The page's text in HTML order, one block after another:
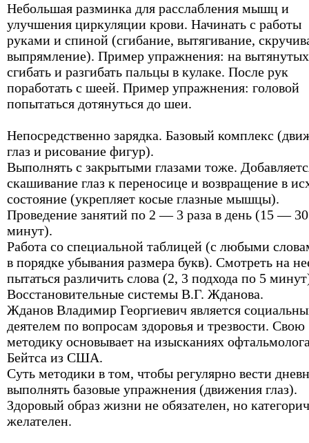
Небольшая разминка для расслабления мышц и
улучшения циркуляции крови. Начинать с работы
руками и спиной (сгибание, вытягивание,
выпрямление). Пример упражнения: на
сгибать и разгибать пальцы в кулаке. После рук
поработать с шеей. Пример упражнения: головой
попытаться дотянуться до шеи.
Непосредственно зарядка. Базовый комплекс
глаз и рисование фигур).
Выполнять с закрытыми глазами тоже.
скашивание глаз к переносице и возвращение в
состояние (укрепляет косые глазные мышцы).
Проведение занятий по 2 — 3 раза в день (15 — 30
минут).
Работа со специальной таблицей (с любыми
в порядке убывания размера букв). Смотреть на
пытаться различить слова (2, 3 подхода по 5
Восстановительные системы В.Г. Жданова.
Жданов Владимир Георгиевич является
деятелем по вопросам здоровья и трезвости. Свою
методику основывает на изысканиях
Бейтса из США.
Суть методики в том, чтобы регулярно вести
выполнять базовые упражнения (движения глаз).
Здоровый образ жизни не обязателен, но
желателен.